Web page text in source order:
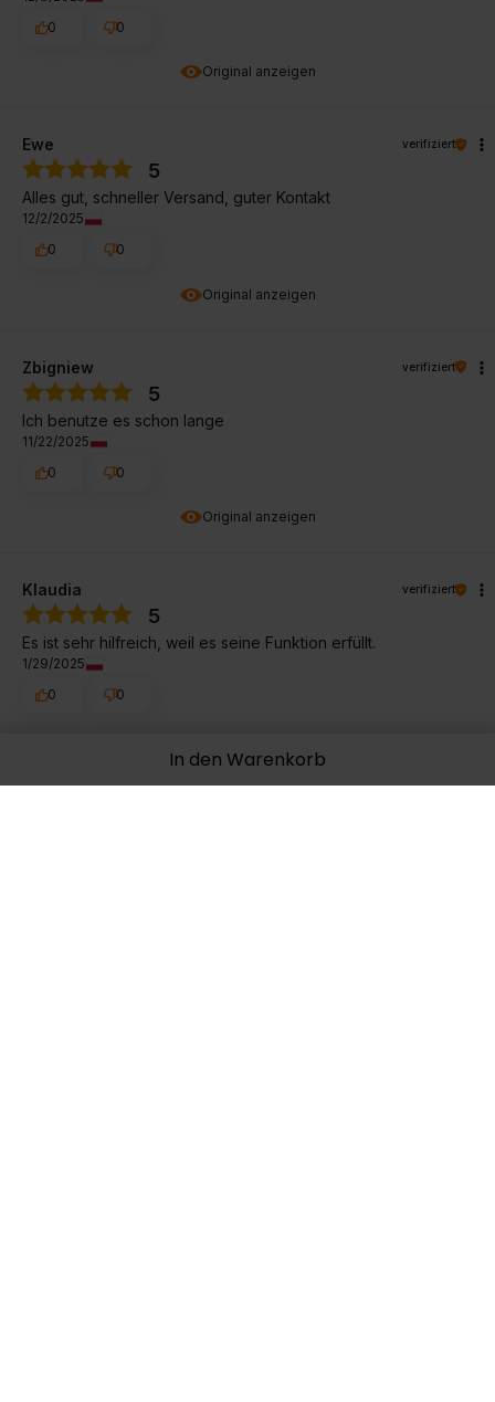
In den Warenkorb
Original anzeigen
0
0
Original anzeigen
Ewe verifiziert
5
Alles gut, schneller Versand, guter Kontakt
12/2/2025
0
0
Original anzeigen
Zbigniew verifiziert
5
Ich benutze es schon lange
11/22/2025
0
0
Klaudia verifiziert
5
Es ist sehr hilfreich, weil es seine Funktion erfüllt.
1/29/2025
0
0